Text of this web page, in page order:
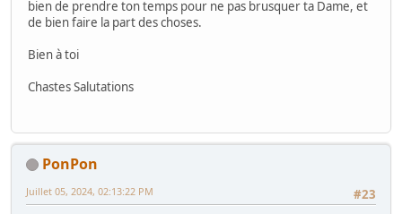
bien de prendre ton temps pour ne pas brusquer ta Dame, et
de bien faire la part des choses.
Bien à toi
Chastes Salutations
PonPon
#23
Juillet 05, 2024, 02:13:22 PM